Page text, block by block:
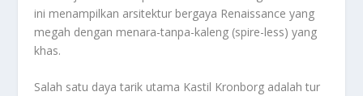
ini menampilkan arsitektur bergaya Renaissance yang
megah dengan menara-tanpa-kaleng (spire-less) yang
khas.
Salah satu daya tarik utama Kastil Kronborg adalah tur